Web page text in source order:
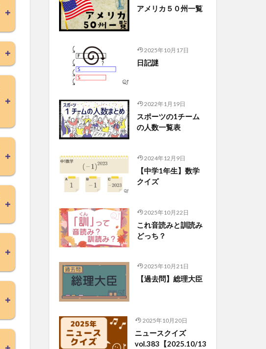
アメリカ５０州一覧
2025年10月17日
日記謎
2022年1月19日
スポーツの1チーム
の人数一覧表
2024年12月9日
【中学1年生】数学
クイズ
2025年10月22日
これ音読みと訓読み
どっち？
2025年10月21日
【過去問】総理大臣
2025年10月20日
ニュースクイズ
vol.383【2025.10/13